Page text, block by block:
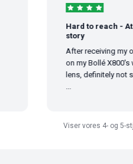
Hard to reach - At
story
After receiving my
on my Bollé X800's
lens, definitely not
Viser vores 4- og 5-